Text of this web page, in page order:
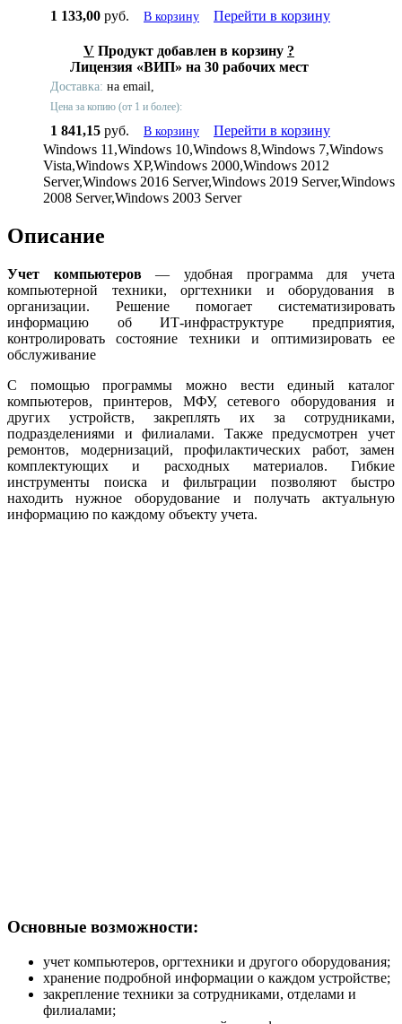
1 133,00 руб. В корзину Перейти в корзину
V Продукт добавлен в корзину ?
Лицензия «ВИП» на 30 рабочих мест
Доставка: на email,
Цена за копию (от 1 и более):
1 841,15 руб. В корзину
Перейти в корзину
Windows 11,Windows 10,Windows 8,Windows 7,Windows
Vista,Windows XP,Windows 2000,Windows 2012
Server,Windows 2016 Server,Windows 2019 Server,Windows
2008 Server,Windows 2003 Server
Описание
Учет компьютеров— удобная программа для учета
компьютерной техники, оргтехники и оборудования в
организации. Решение помогает систематизировать
информацию об ИТ-инфраструктуре предприятия,
контролировать состояние техники и оптимизировать ее
обслуживание
С помощью программы можно вести единый каталог
компьютеров, принтеров, МФУ, сетевого оборудования и
других устройств, закреплять их за сотрудниками,
подразделениями и филиалами. Также предусмотрен учет
ремонтов, модернизаций, профилактических работ, замен
комплектующих и расходных материалов. Гибкие
инструменты поиска и фильтрации позволяют быстро
находить нужное оборудование и получать актуальную
информацию по каждому объекту учета.
Основные возможности:
учет компьютеров, оргтехники и другого оборудования;
хранение подробной информации о каждом устройстве;
закрепление техники за сотрудниками, отделами и
филиалами;